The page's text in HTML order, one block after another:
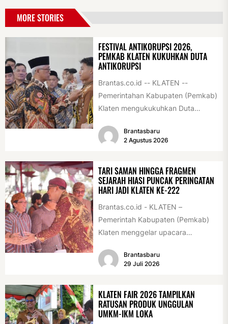
MORE STORIES
FESTIVAL ANTIKORUPSI 2026,
PEMKAB KLATEN KUKUHKAN DUTA
ANTIKORUPSI
Brantas.co.id -- KLATEN --
Pemerintahan Kabupaten (Pemkab)
Klaten mengukukuhkan Duta
pelajar dan pemuda. Pengukuhan
tersebut digelar...
Brantasbaru
2 Agustus 2026
TARI SAMAN HINGGA FRAGMEN
SEJARAH HIASI PUNCAK PERINGATAN
HARI JADI KLATEN KE-222
Brantas.co.id - KLATEN –
Pemerintah Kabupaten (Pemkab)
Klaten menggelar upacara
di Alun-alun Klaten, Selasa
Brantasbaru
29 Juli 2026
KLATEN FAIR 2026 TAMPILKAN
RATUSAN PRODUK UNGGULAN
UMKM-IKM LOKA